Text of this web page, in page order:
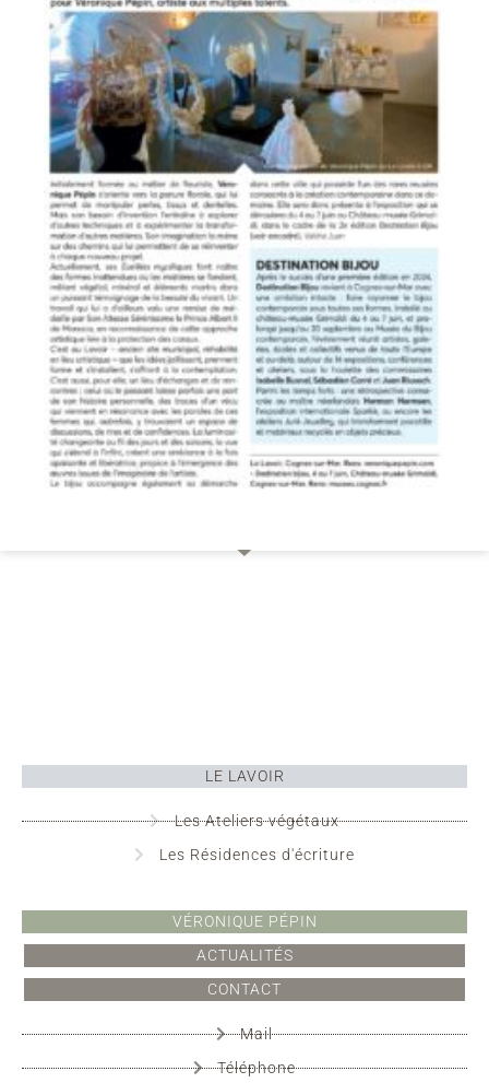
Mail
Téléphone
VÉRONIQUE PÉPIN
ACTUALITÉS
CONTACT
LE LAVOIR
Les Ateliers végétaux
Les Résidences d'écriture